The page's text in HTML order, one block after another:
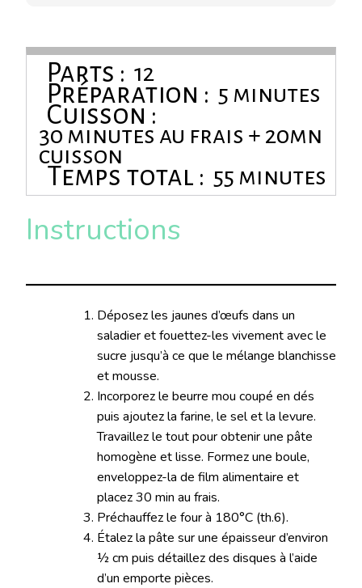
Parts : 12
Préparation : 5 minutes
Cuisson :
30 minutes au frais + 20mn
cuisson
Temps total : 55 minutes
Instructions
Déposez les jaunes d’œufs dans un
saladier et fouettez-les vivement avec le
sucre jusqu’à ce que le mélange blanchisse
et mousse.
Incorporez le beurre mou coupé en dés
puis ajoutez la farine, le sel et la levure.
Travaillez le tout pour obtenir une pâte
homogène et lisse. Formez une boule,
enveloppez-la de film alimentaire et
placez 30 min au frais.
Préchauffez le four à 180°C (th.6).
Étalez la pâte sur une épaisseur d’environ
½ cm puis détaillez des disques à l’aide
d’un emporte pièces.